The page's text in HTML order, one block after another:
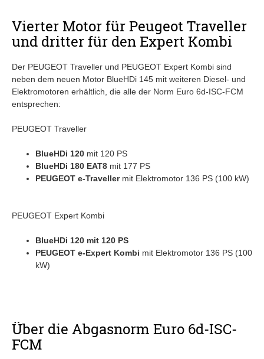
Vierter Motor für Peugeot Traveller
und dritter für den Expert Kombi
Der PEUGEOT Traveller und PEUGEOT Expert Kombi sind
neben dem neuen Motor BlueHDi 145 mit weiteren Diesel- und
Elektromotoren erhältlich, die alle der Norm Euro 6d-ISC-FCM
entsprechen:
PEUGEOT Traveller
BlueHDi 120 mit 120 PS
BlueHDi 180 EAT8 mit 177 PS
PEUGEOT e-Traveller mit Elektromotor 136 PS (100 kW)
PEUGEOT Expert Kombi
BlueHDi 120 mit 120 PS
PEUGEOT e-Expert Kombi mit Elektromotor 136 PS (100
kW)
Über die Abgasnorm Euro 6d-ISC-
FCM